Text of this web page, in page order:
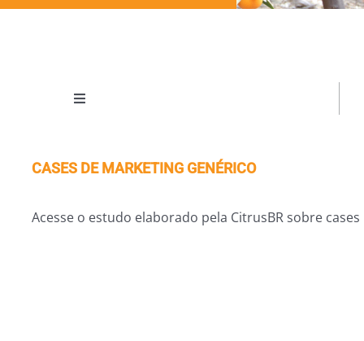
Toggle
CASES DE MARKETING GENÉRICO
Acesse o estudo elaborado pela CitrusBR sobre